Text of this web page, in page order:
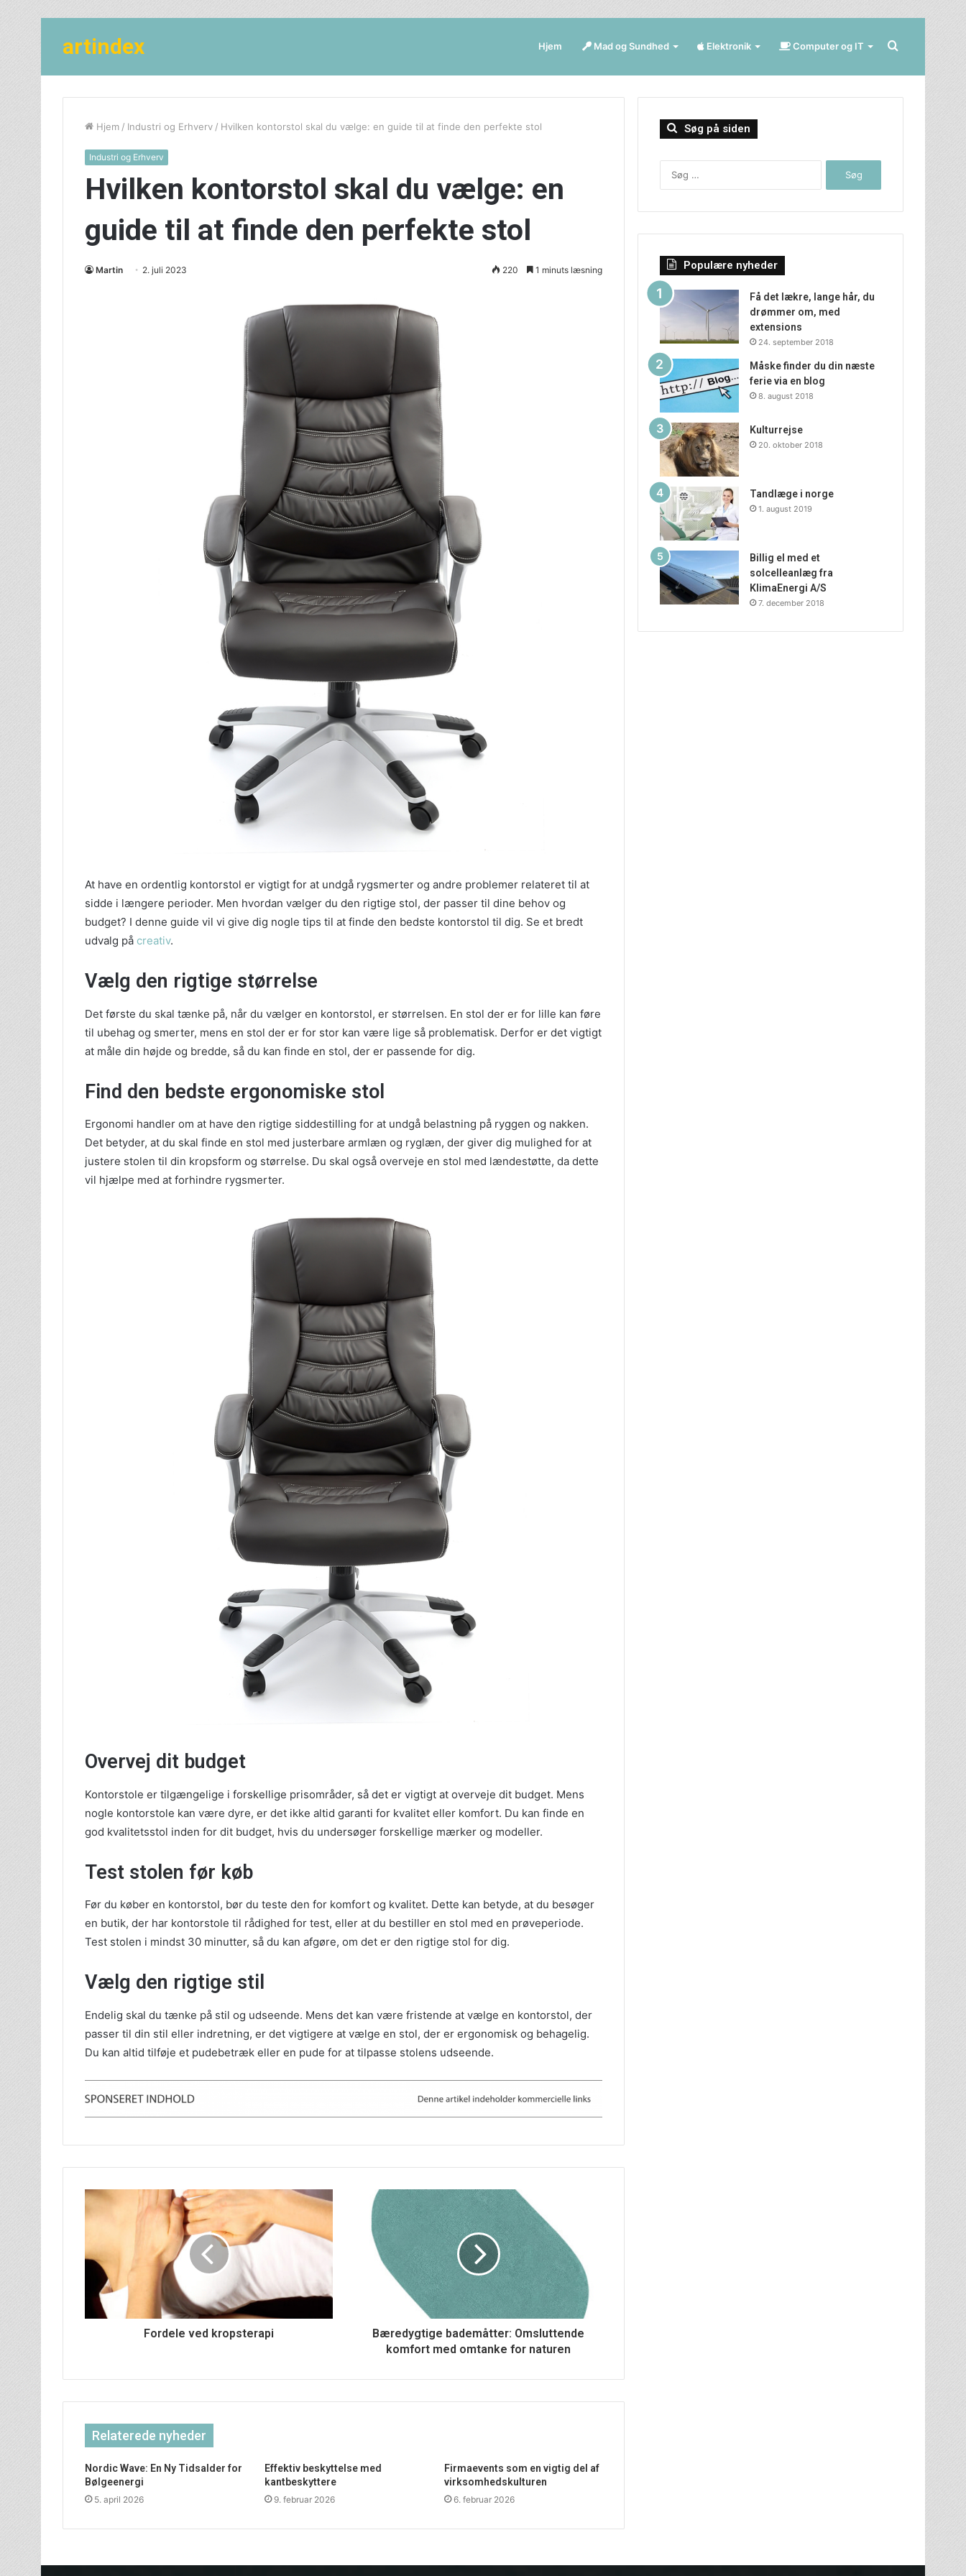
artindex Hjem Mad og Sundhed Elektronik Computer og IT Søg
efter
Hjem / Industri og Erhverv / Hvilken kontorstol skal du vælge: en guide til at finde den perfekte stol
Industri og Erhverv
Hvilken kontorstol skal du vælge: en
guide til at finde den perfekte stol
Martin 2. juli 2023 220 1 minuts læsning
At have en ordentlig kontorstol er vigtigt for at undgå rygsmerter og andre problemer relateret til at
sidde i længere perioder. Men hvordan vælger du den rigtige stol, der passer til dine behov og
budget? I denne guide vil vi give dig nogle tips til at finde den bedste kontorstol til dig. Se et bredt
udvalg på creativ.
Vælg den rigtige størrelse
Det første du skal tænke på, når du vælger en kontorstol, er størrelsen. En stol der er for lille kan føre
til ubehag og smerter, mens en stol der er for stor kan være lige så problematisk. Derfor er det vigtigt
at måle din højde og bredde, så du kan finde en stol, der er passende for dig.
Find den bedste ergonomiske stol
Ergonomi handler om at have den rigtige siddestilling for at undgå belastning på ryggen og nakken.
Det betyder, at du skal finde en stol med justerbare armlæn og ryglæn, der giver dig mulighed for at
justere stolen til din kropsform og størrelse. Du skal også overveje en stol med lændestøtte, da dette
vil hjælpe med at forhindre rygsmerter.
Overvej dit budget
Kontorstole er tilgængelige i forskellige prisområder, så det er vigtigt at overveje dit budget. Mens
nogle kontorstole kan være dyre, er det ikke altid garanti for kvalitet eller komfort. Du kan finde en
god kvalitetsstol inden for dit budget, hvis du undersøger forskellige mærker og modeller.
Test stolen før køb
Før du køber en kontorstol, bør du teste den for komfort og kvalitet. Dette kan betyde, at du besøger
en butik, der har kontorstole til rådighed for test, eller at du bestiller en stol med en prøveperiode.
Test stolen i mindst 30 minutter, så du kan afgøre, om det er den rigtige stol for dig.
Vælg den rigtige stil
Endelig skal du tænke på stil og udseende. Mens det kan være fristende at vælge en kontorstol, der
passer til din stil eller indretning, er det vigtigere at vælge en stol, der er ergonomisk og behagelig.
Du kan altid tilføje et pudebetræk eller en pude for at tilpasse stolens udseende.
Fordele ved kropsterapi
Bæredygtige bademåtter: Omsluttende
komfort med omtanke for naturen
Relaterede nyheder
Nordic Wave: En Ny Tidsalder for
Bølgeenergi
5. april 2026
Effektiv beskyttelse med
kantbeskyttere
9. februar 2026
Firmaevents som en vigtig del af
virksomhedskulturen
6. februar 2026
Søg på siden
Populære nyheder
Få det lækre, lange hår, du
drømmer om, med
extensions
24. september 2018
Måske finder du din næste
ferie via en blog
8. august 2018
Kulturrejse
20. oktober 2018
Tandlæge i norge
1. august 2019
Billig el med et
solcelleanlæg fra
KlimaEnergi A/S
7. december 2018